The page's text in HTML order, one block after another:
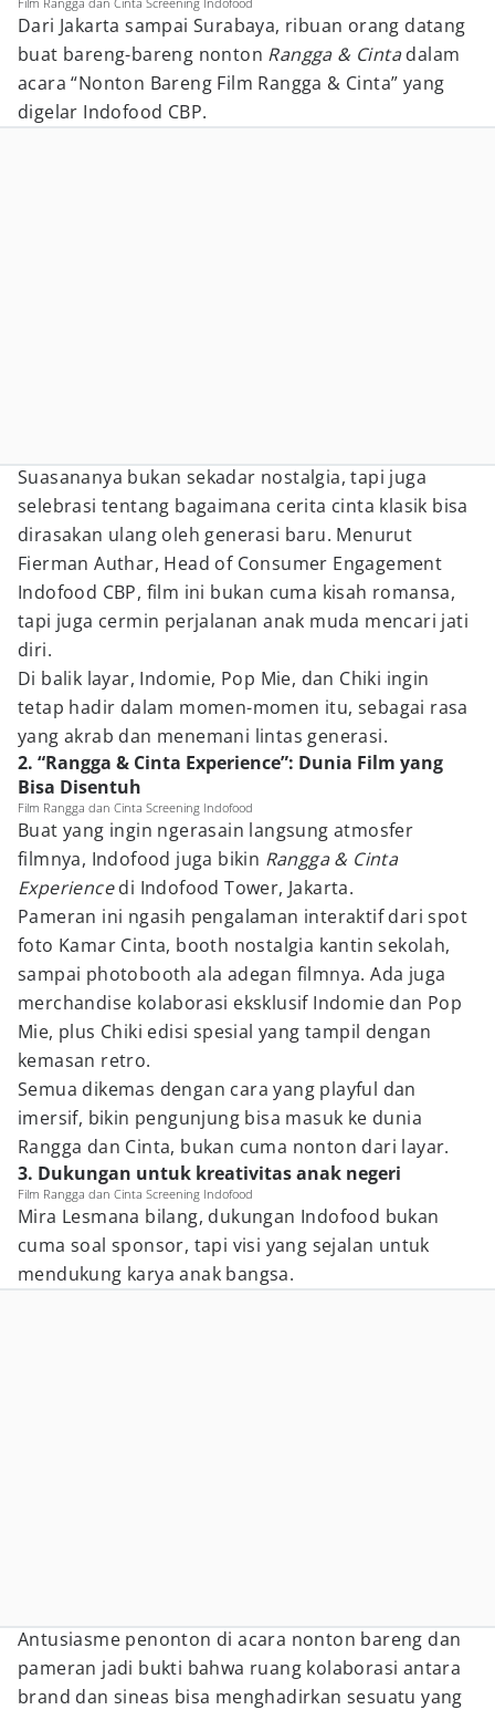
Dari Jakarta sampai Surabaya, ribuan orang datang
buat bareng-bareng nonton Rangga & Cintadalam
acara “Nonton Bareng Film Rangga & Cinta” yang
digelar Indofood CBP.
Suasananya bukan sekadar nostalgia, tapi juga
selebrasi tentang bagaimana cerita cinta klasik bisa
dirasakan ulang oleh generasi baru. Menurut
Fierman Authar, Head of Consumer Engagement
Indofood CBP, film ini bukan cuma kisah romansa,
tapi juga cermin perjalanan anak muda mencari jati
diri.
Di balik layar, Indomie, Pop Mie, dan Chiki ingin
tetap hadir dalam momen-momen itu, sebagai rasa
yang akrab dan menemani lintas generasi.
2. “Rangga & Cinta Experience”: Dunia Film yang
Bisa Disentuh
Film Rangga dan Cinta Screening Indofood
Buat yang ingin ngerasain langsung atmosfer
filmnya, Indofood juga bikin Rangga & Cinta
Experiencedi Indofood Tower, Jakarta.
Pameran ini ngasih pengalaman interaktif dari spot
foto Kamar Cinta, booth nostalgia kantin sekolah,
sampai photobooth ala adegan filmnya. Ada juga
merchandise kolaborasi eksklusif Indomie dan Pop
Mie, plus Chiki edisi spesial yang tampil dengan
kemasan retro.
Semua dikemas dengan cara yang playful dan
imersif, bikin pengunjung bisa masuk ke dunia
Rangga dan Cinta, bukan cuma nonton dari layar.
3. Dukungan untuk kreativitas anak negeri
Film Rangga dan Cinta Screening Indofood
Mira Lesmana bilang, dukungan Indofood bukan
cuma soal sponsor, tapi visi yang sejalan untuk
mendukung karya anak bangsa.
Antusiasme penonton di acara nonton bareng dan
pameran jadi bukti bahwa ruang kolaborasi antara
brand dan sineas bisa menghadirkan sesuatu yang